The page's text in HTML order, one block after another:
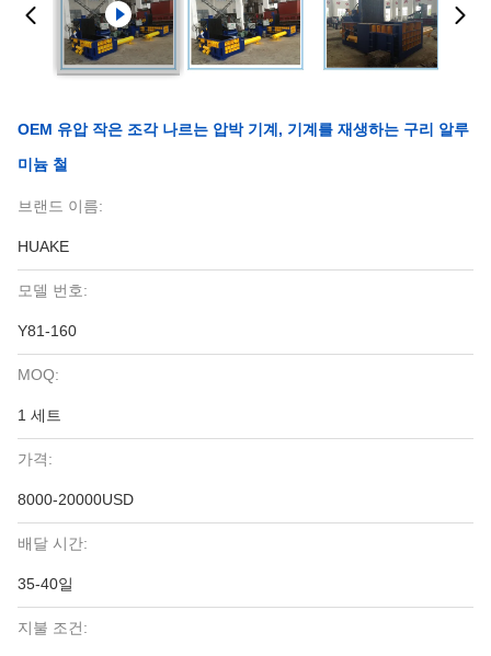
OEM 유압 작은 조각 나르는 압박 기계, 기계를 재생하는 구리 알루
미늄 철
브랜드 이름:
HUAKE
모델 번호:
Y81-160
MOQ:
1 세트
가격:
8000-20000USD
배달 시간:
35-40일
지불 조건: